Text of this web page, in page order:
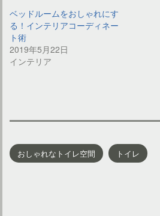
ベッドルームをおしゃれにす
る！インテリアコーディネー
ト術
2019年5月22日
インテリア
おしゃれなトイレ空間 トイレ